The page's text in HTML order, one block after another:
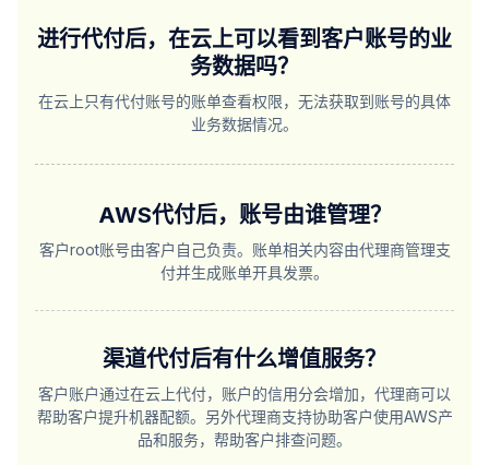
进行代付后，在云上可以看到客户账号的业
务数据吗？
在云上只有代付账号的账单查看权限，无法获取到账号的具体
业务数据情况。
AWS代付后，账号由谁管理？
客户root账号由客户自己负责。账单相关内容由代理商管理支
付并生成账单开具发票。
渠道代付后有什么增值服务？
客户账户通过在云上代付，账户的信用分会增加，代理商可以
帮助客户提升机器配额。另外代理商支持协助客户使用AWS产
品和服务，帮助客户排查问题。